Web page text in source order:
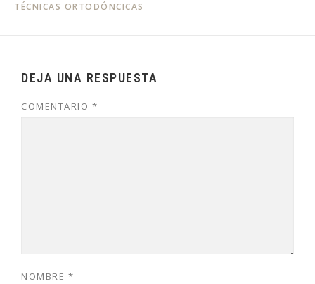
TÉCNICAS ORTODÓNCICAS
DEJA UNA RESPUESTA
COMENTARIO *
NOMBRE *